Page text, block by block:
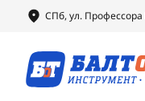
СПб, ул. Профессора